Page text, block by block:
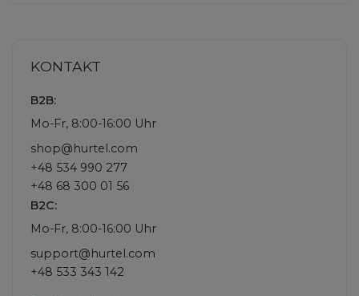
KONTAKT
B2B:
Mo-Fr, 8:00-16:00 Uhr
shop@hurtel.com
+48 534 990 277
+48 68 300 01 56
B2C:
Mo-Fr, 8:00-16:00 Uhr
support@hurtel.com
+48 533 343 142